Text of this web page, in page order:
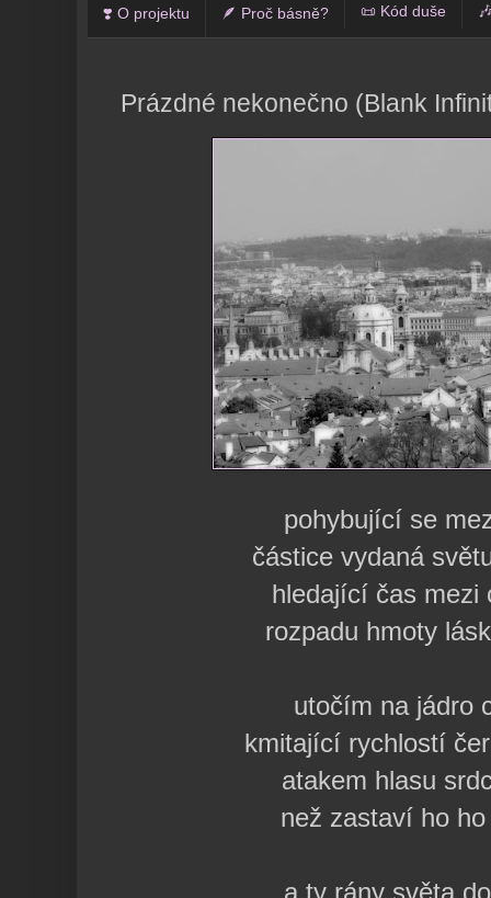
❣️ O projektu 🪶 Proč básně? 📜 Kód duše
Prázdné nekonečno (Blank
pohybující se
částice vydaná
hledající čas mezi
rozpadu hmoty
utočím na jádro
kmitající rychlostí
atakem hlasu
než zastaví ho
a ty rány světa